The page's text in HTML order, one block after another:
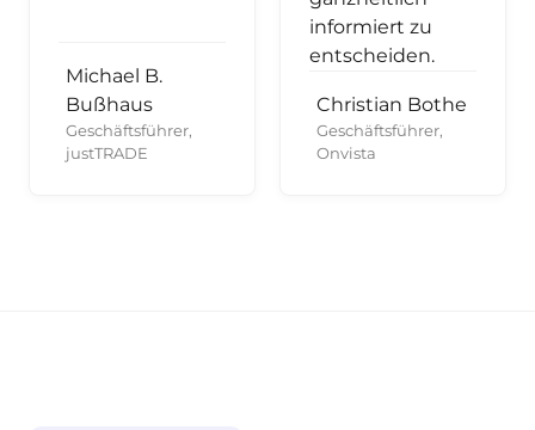
Michael B.
Bußhaus
Geschäftsführer,
justTRADE
informiert zu
entscheiden.
Christian Bothe
Geschäftsführer,
Onvista